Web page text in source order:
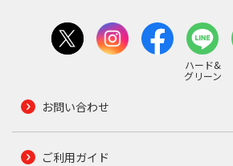
ハード&
グリーン
お問い合わせ
ご利用ガイド